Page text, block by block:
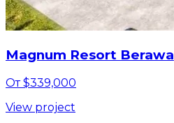
Magnum Resort Berawa
От $339,000
View project